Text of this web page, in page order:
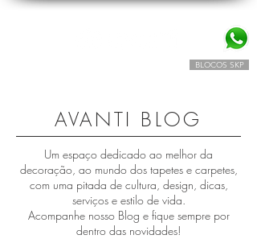
BLOCOS SKP
AVANTI BLOG
Um espaço dedicado ao melhor da
decoração, ao mundo dos tapetes e carpetes,
com uma pitada de cultura, design, dicas,
serviços e estilo de vida.
Acompanhe nosso Blog e fique sempre por
dentro das novidades!